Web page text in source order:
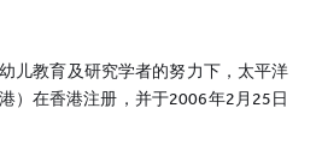
儿教育及研究学者的努力下，太平洋
）在香港注册，并于2006年2月25日